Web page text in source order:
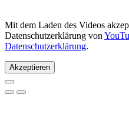
Mit dem Laden des Videos
Datenschutzerklärung von
Datenschutzerklärung.
Akzeptieren